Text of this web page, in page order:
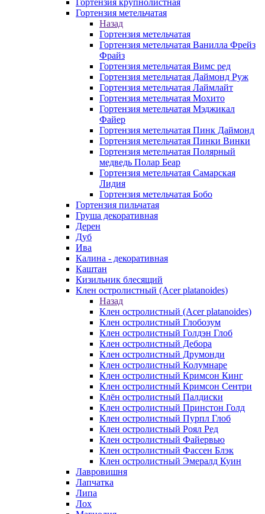
Гортензия крупнолистная
Гортензия метельчатая
Назад
Гортензия метельчатая
Гортензия метельчатая Ванилла Фрейз
Фрайз
Гортензия метельчатая Вимс ред
Гортензия метельчатая Даймонд Руж
Гортензия метельчатая Лаймлайт
Гортензия метельчатая Мохито
Гортензия метельчатая Мэджикал
Файер
Гортензия метельчатая Пинк Даймонд
Гортензия метельчатая Пинки Винки
Гортензия метельчатая Полярный
медведь Полар Беар
Гортензия метельчатая Самарская
Лидия
Гортензия метельчатая Бобо
Гортензия пильчатая
Груша декоративная
Дерен
Дуб
Ива
Калина - декоративная
Каштан
Кизильник блесящий
Клен остролистный (Acer platanoides)
Назад
Клен остролистный (Acer platanoides)
Клен остролистный Глобозум
Клен остролистный Голдэн Глоб
Клен остролистный Дебора
Клен остролистный Друмонди
Клен остролистный Колумнаре
Клен остролистный Кримсон Кинг
Клен остролистный Кримсон Сентри
Клён остролистный Палдиски
Клен остролистный Принстoн Голд
Клен остролистный Пурпл Глоб
Клен остролистный Роял Ред
Клен остролистный Файервью
Клен остролистный Фассен Блэк
Клен остролистный Эмералд Куин
Лавровишня
Лапчатка
Липа
Лох